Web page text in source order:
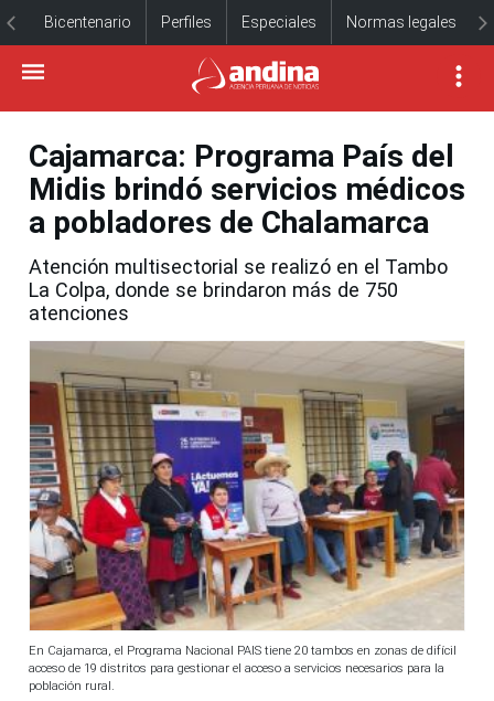
Bicentenario Perfiles Especiales Normas legales
Cajamarca: Programa País del
Midis brindó servicios médicos
a pobladores de Chalamarca
Atención multisectorial se realizó en el Tambo
La Colpa, donde se brindaron más de 750
atenciones
En Cajamarca, el Programa Nacional PAIS tiene 20 tambos en zonas de difícil
acceso de 19 distritos para gestionar el acceso a servicios necesarios para la
población rural.